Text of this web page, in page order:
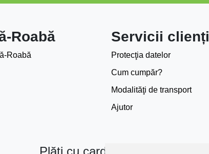
Roabă
Roabă
Servicii clienți
Protecţia datelor
Cum cumpăr?
Modalităţi de transport
Ajutor
Plăți cu card bancar prin